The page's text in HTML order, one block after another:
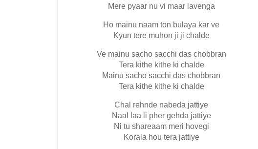
Mere pyaar nu vi maar lavenga
Ho mainu naam ton bulaya kar ve
Kyun tere muhon ji ji chalde
Ve mainu sacho sacchi das chobbran
Tera kithe kithe ki chalde
Mainu sacho sacchi das chobbran
Tera kithe kithe ki chalde
Chal rehnde nabeda jattiye
Naal laa li pher gehda jattiye
Ni tu shareaam meri hovegi
Korala hou tera jattiye